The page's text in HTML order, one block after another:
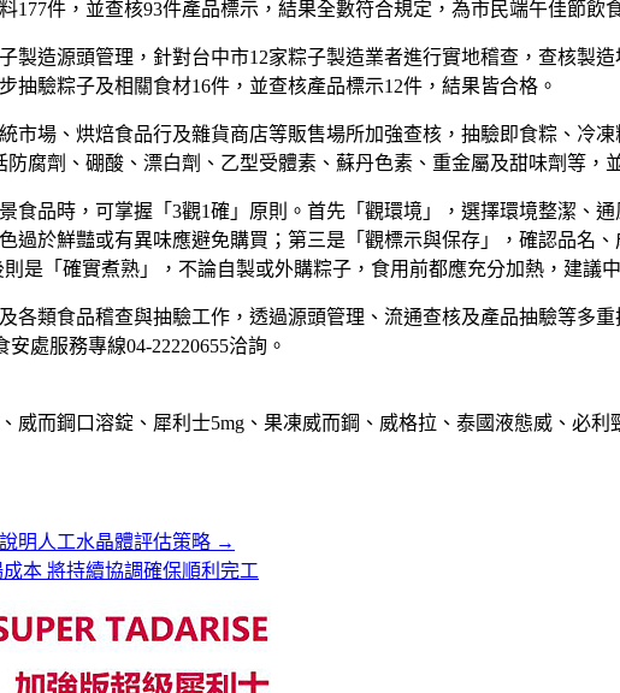
177件，並查核93件產品標示，結果全數符合規定，為市民端午佳節飲
製造源頭管理，針對台中市12家粽子製造業者進行實地稽查，查核製
抽驗粽子及相關食材16件，並查核產品標示12件，結果皆合格。
市場、烘焙食品行及雜貨商店等販售場所加強查核，抽驗即食粽、冷
腐劑、硼酸、漂白劑、乙型受體素、蘇丹色素、重金屬及甜味劑等，
食品時，可掌握「3觀1確」原則。首先「觀環境」，選擇環境整潔、
過於鮮豔或有異味應避免購買；第三是「觀標示與保存」，確認品名
是「確實煮熟」，不論自製或外購粽子，食用前都應充分加熱，建議
各類食品稽查與抽驗工作，透過源頭管理、流通查核及產品抽驗等多
處服務專線04-22220655洽詢。
威而鋼口溶錠、犀利士5mg、果凍威而鋼、威格拉、泰國液態威、必
明人工水晶體評估策略 →
本 將持續協調確保順利完工